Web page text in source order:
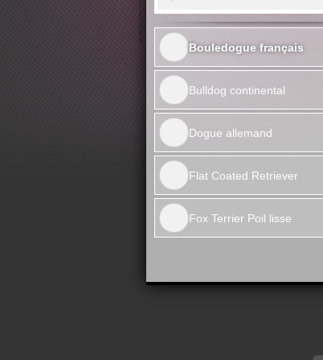
Bouledogue français
Bulldog continental
Dogue allemand
Flat Coated Retriever
Fox Terrier Poil lisse